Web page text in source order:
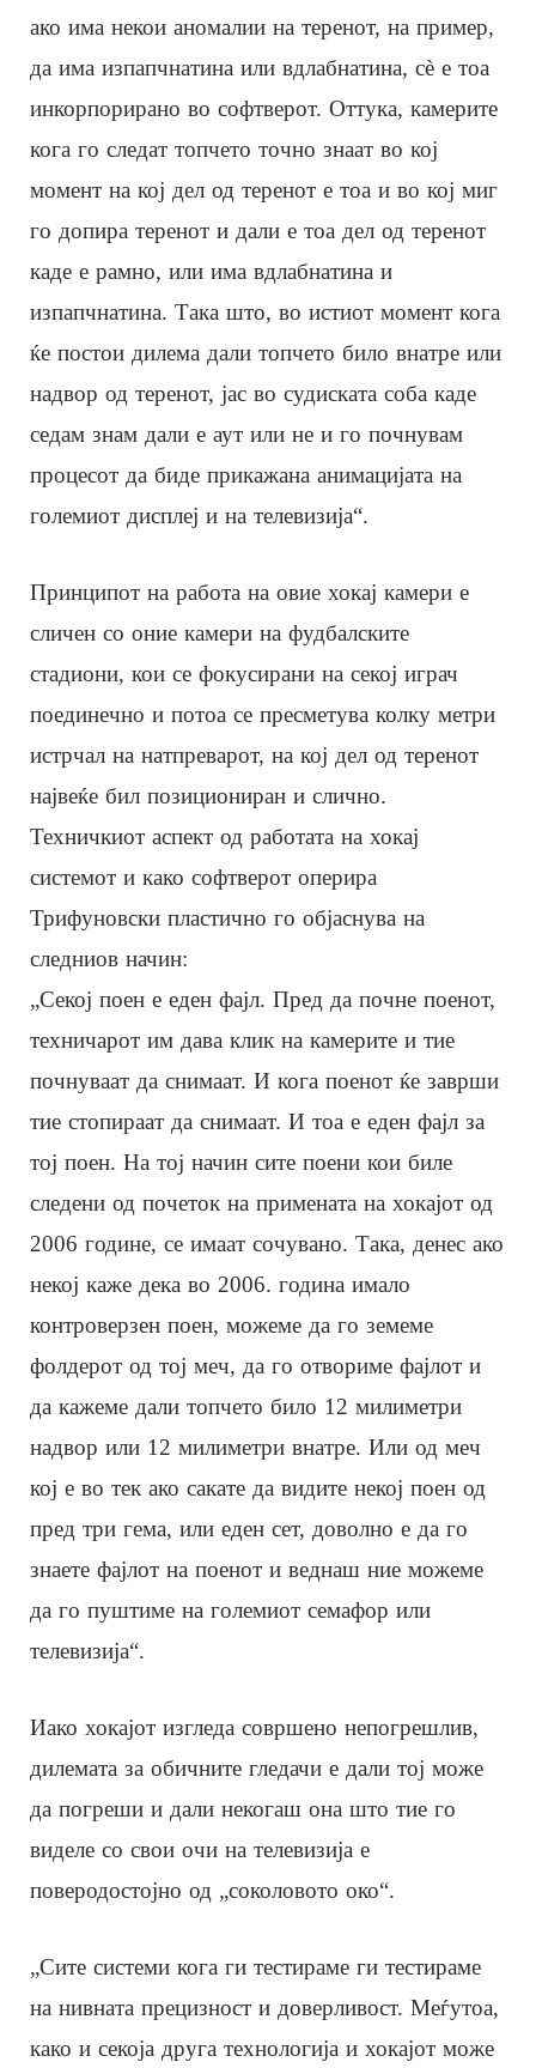
ако има некои аномалии на теренот, на пример,
да има изпапчнатина или вдлабнатина, сè е тоа
инкорпорирано во софтверот. Оттука, камерите
кога го следат топчето точно знаат во кој
момент на кој дел од теренот е тоа и во кој миг
го допира теренот и дали е тоа дел од теренот
каде е рамно, или има вдлабнатина и
изпапчнатина. Така што, во истиот момент кога
ќе постои дилема дали топчето било внатре или
надвор од теренот, јас во судиската соба каде
седам знам дали е аут или не и го почнувам
процесот да биде прикажана анимацијата на
големиот дисплеј и на телевизија“.
Принципот на работа на овие хокај камери е
сличен со оние камери на фудбалските
стадиони, кои се фокусирани на секој играч
поединечно и потоа се пресметува колку метри
истрчал на натпреварот, на кој дел од теренот
највеќе бил позициониран и слично.
Техничкиот аспект од работата на хокај
системот и како софтверот оперира
Трифуновски пластично го објаснува на
следниов начин:
„Секој поен е еден фајл. Пред да почне поенот,
техничарот им дава клик на камерите и тие
почнуваат да снимаат. И кога поенот ќе заврши
тие стопираат да снимаат. И тоа е еден фајл за
тој поен. На тој начин сите поени кои биле
следени од почеток на примената на хокајот од
2006 године, се имаат сочувано. Така, денес ако
некој каже дека во 2006. година имало
контроверзен поен, можеме да го земеме
фолдерот од тој меч, да го отвориме фајлот и
да кажеме дали топчето било 12 милиметри
надвор или 12 милиметри внатре. Или од меч
кој е во тек ако сакате да видите некој поен од
пред три гема, или еден сет, доволно е да го
знаете фајлот на поенот и веднаш ние можеме
да го пуштиме на големиот семафор или
телевизија“.
Иако хокајот изгледа совршено непогрешлив,
дилемата за обичните гледачи е дали тој може
да погреши и дали некогаш она што тие го
виделе со свои очи на телевизија е
поверодостојно од „соколовото око“.
„Сите системи кога ги тестираме ги тестираме
на нивната прецизност и доверливост. Меѓутоа,
како и секоја друга технологија и хокајот може